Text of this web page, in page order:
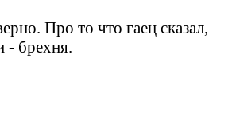
Про то что гаец сказал,
- брехня.